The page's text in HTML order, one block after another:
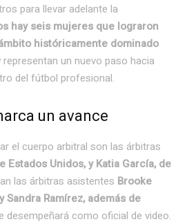
para llevar adelante la
hay seis mujeres que lograron
históricamente dominado
representan un nuevo paso hacia
del fútbol profesional.
un avance
el cuerpo arbitral son las árbitras
Estados Unidos, y Katia García, de
las árbitras asistentes Brooke
Sandra Ramírez, además de
desempeñará como oficial de video.